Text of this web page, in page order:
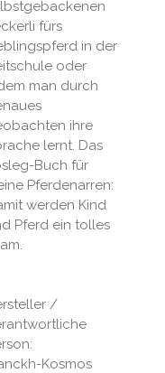
fürs
in der
oder
man durch
ihre
lernt. Das
Buch für
Pferdenarren:
werden Kind
Pferd ein tolles
/
Kosmos